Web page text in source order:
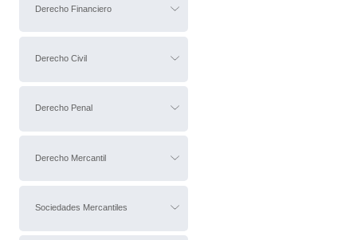
Derecho Financiero
Derecho Civil
Derecho Penal
Derecho Mercantil
Sociedades Mercantiles